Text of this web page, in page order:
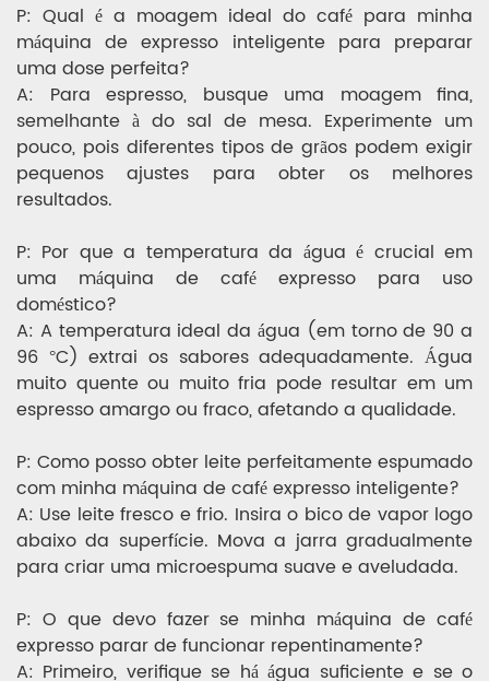
P: Qual é a moagem ideal do café para minha
máquina de expresso inteligente para preparar
uma dose perfeita?
A: Para espresso, busque uma moagem fina,
semelhante à do sal de mesa. Experimente um
pouco, pois diferentes tipos de grãos podem exigir
pequenos ajustes para obter os melhores
resultados.
P: Por que a temperatura da água é crucial em
uma máquina de café expresso para uso
doméstico?
A: A temperatura ideal da água (em torno de 90 a
96 °C) extrai os sabores adequadamente. Água
muito quente ou muito fria pode resultar em um
espresso amargo ou fraco, afetando a qualidade.
P: Como posso obter leite perfeitamente espumado
com minha máquina de café expresso inteligente?
A: Use leite fresco e frio. Insira o bico de vapor logo
abaixo da superfície. Mova a jarra gradualmente
para criar uma microespuma suave e aveludada.
P: O que devo fazer se minha máquina de café
expresso parar de funcionar repentinamente?
A: Primeiro, verifique se há água suficiente e se o